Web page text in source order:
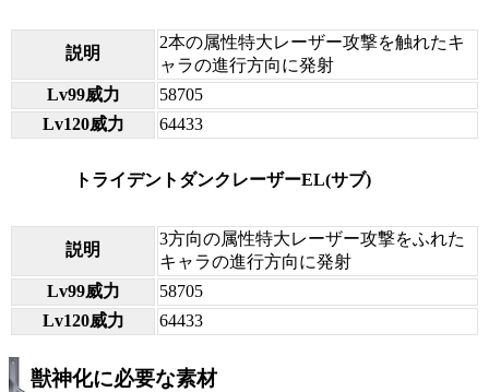
説明
2本の属性特大レーザー攻撃を触れたキ
ャラの進行方向に発射
Lv99威力
58705
Lv120威力
64433
トライデントダンクレーザーEL(サブ)
説明
3方向の属性特大レーザー攻撃をふれた
キャラの進行方向に発射
Lv99威力
58705
Lv120威力
64433
獣神化に必要な素材